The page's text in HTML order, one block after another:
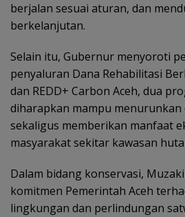
berjalan sesuai aturan, dan
berkelanjutan.
Selain itu, Gubernur menyoroti
penyaluran Dana Rehabilitasi
dan REDD+ Carbon Aceh, dua
diharapkan mampu menurunkan
sekaligus memberikan manfaat
masyarakat sekitar kawasan
Dalam bidang konservasi,
komitmen Pemerintah Aceh
lingkungan dan perlindungan